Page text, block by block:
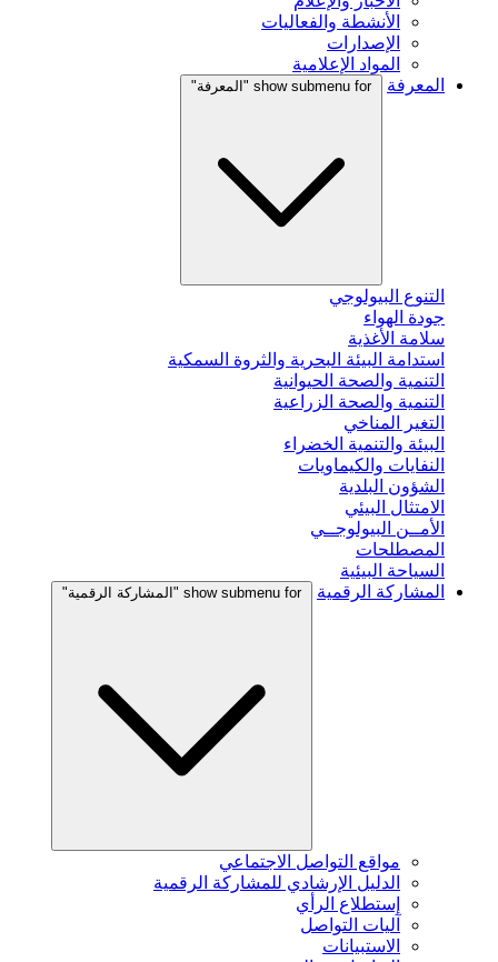
الأنشطة والفعاليات
الإصدارات
المواد الإعلامية
المعرفة
show submenu for "المعرفة"
التنوع البيولوجي
جودة الهواء
سلامة الأغذية
استدامة البيئة البحرية والثروة السمكية
التنمية والصحة الحيوانية
التنمية والصحة الزراعية
التغير المناخي
البيئة والتنمية الخضراء
النفايات والكيماويات
الشؤون البلدية
الامتثال البيئي
الأمــن البيولوجــي
المصطلحات
السياحة البيئية
المشاركة الرقمية
show submenu for "المشاركة الرقمية"
مواقع التواصل الاجتماعي
الدليل الإرشادي للمشاركة الرقمية
إستطلاع الرأي
آليات التواصل
الاستبيانات